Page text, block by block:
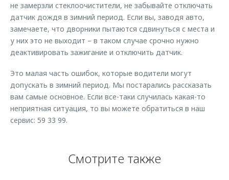
не замерзли стеклоочистители, не забывайте отключать
датчик дождя в зимний период. Если вы, заводя авто,
замечаете, что дворники пытаются сдвинуться с места и
у них это не выходит – в таком случае срочно нужно
деактивировать зажигание и отключить датчик.
Это малая часть ошибок, которые водители могут
допускать в зимний период. Мы постарались рассказать
вам самые основное. Если все-таки случилась какая-то
неприятная ситуация, то вы можете обратиться в наш
сервис: 59 33 99.
Смотрите также